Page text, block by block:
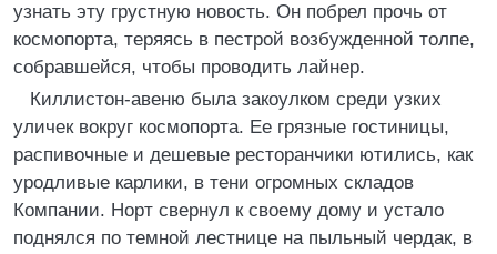
узнать эту грустную новость. Он побрел прочь от
космопорта, теряясь в пестрой возбужденной толпе,
собравшейся, чтобы проводить лайнер.
Киллистон-авеню была закоулком среди узких
уличек вокруг космопорта. Ее грязные гостиницы,
распивочные и дешевые ресторанчики ютились, как
уродливые карлики, в тени огромных складов
Компании. Норт свернул к своему дому и устало
поднялся по темной лестнице на пыльный чердак, в